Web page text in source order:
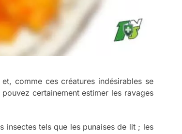
comme ces créatures indésirables se
certainement estimer les ravages
insectes tels que les punaises de lit ; les